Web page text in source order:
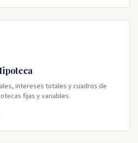
intereses totales y cuadros de
fijas y variables.